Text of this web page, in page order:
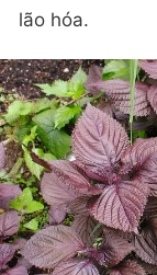
lão hóa.